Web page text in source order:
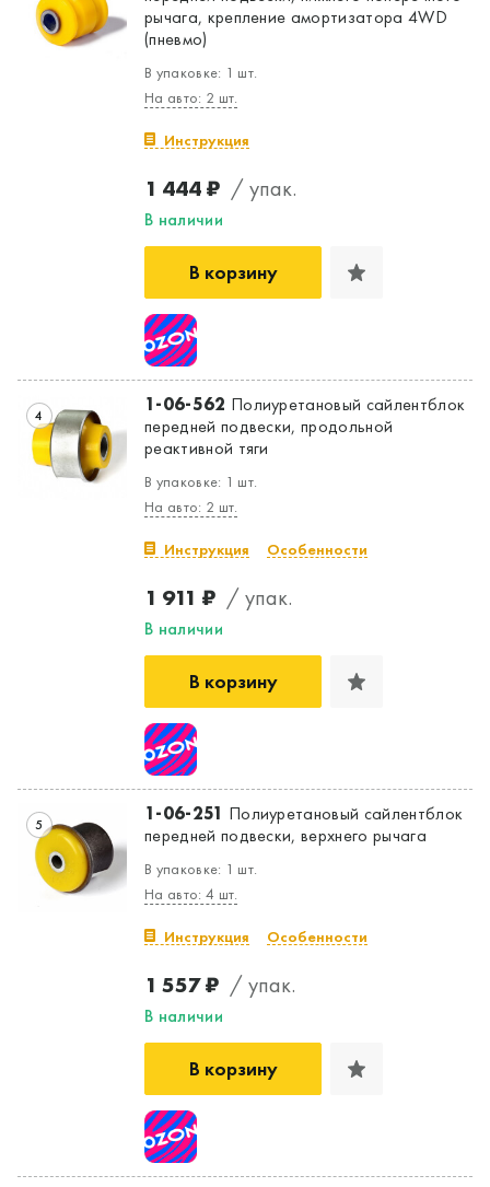
рычага, крепление амортизатора 4WD
(пневмо)
В упаковке: 1 шт.
На авто: 2 шт.
Инструкция
1 444 ₽ / упак.
В наличии
В корзину
4 1-06-562 Полиуретановый сайлентблок
передней подвески, продольной
реактивной тяги
В упаковке: 1 шт.
На авто: 2 шт.
Инструкция Особенности
1 911 ₽ / упак.
В наличии
В корзину
5 1-06-251 Полиуретановый сайлентблок
передней подвески, верхнего рычага
В упаковке: 1 шт.
На авто: 4 шт.
Инструкция Особенности
1 557 ₽ / упак.
В наличии
В корзину